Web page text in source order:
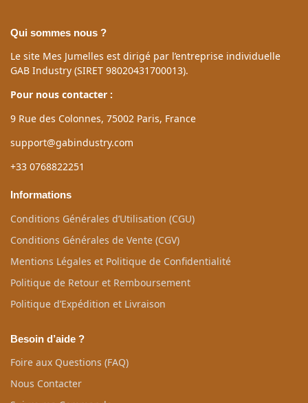
Qui sommes nous ?
Le site Mes Jumelles est dirigé par l’entreprise individuelle
GAB Industry (SIRET 98020431700013).
Pour nous contacter :
9 Rue des Colonnes, 75002 Paris, France
support@gabindustry.com
+33 0768822251
Informations
Conditions Générales d’Utilisation (CGU)
Conditions Générales de Vente (CGV)
Mentions Légales et Politique de Confidentialité
Politique de Retour et Remboursement
Politique d’Expédition et Livraison
Besoin d’aide ?
Foire aux Questions (FAQ)
Nous Contacter